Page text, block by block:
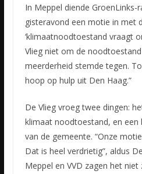
In Meppel diende GroenLinks-
gisteravond een motie in met
‘klimaatnoodtoestand vraagt
Vlieg niet om de
meerderheid stemde tegen.
hoop op hulp uit Den Haag.”
De Vlieg vroeg twee dingen:
klimaat noodtoestand, en een
van de gemeente. “Onze
Dat is heel verdrietig”, aldus
Meppel en VVD zagen het